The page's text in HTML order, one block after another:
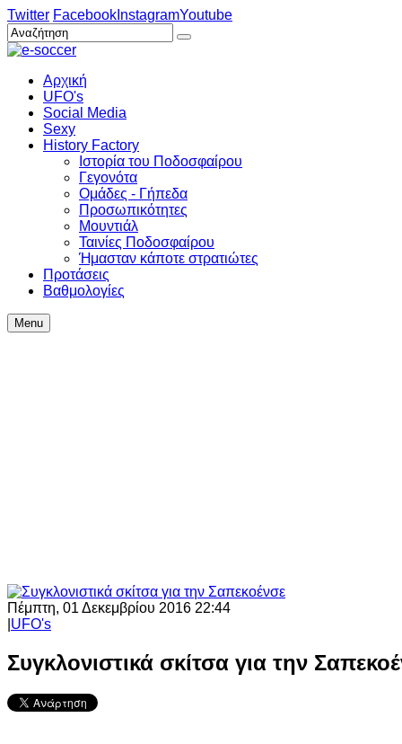
Twitter Facebook InstagramYoutube
Αρχική
UFO's
Social Media
Sexy
History Factory
Ιστορία του Ποδοσφαίρου
Γεγονότα
Ομάδες - Γήπεδα
Προσωπικότητες
Μουντιάλ
Ταινίες Ποδοσφαίρου
Ήμασταν κάποτε στρατιώτες
Προτάσεις
Βαθμολογίες
Menu
Πέμπτη, 01 Δεκεμβρίου 2016 22:44
UFO's
Συγκλονιστικά σκίτσα για την